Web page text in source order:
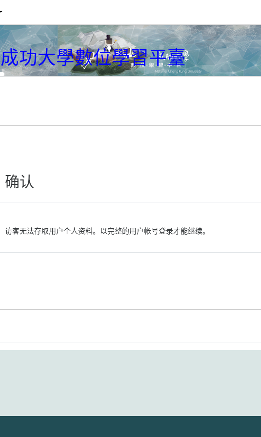
成功大學數位學習平臺
确认
访客无法存取用户个人资料。以完整的用户帐号登录才能继续。